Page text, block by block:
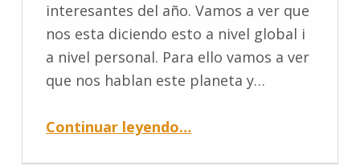
interesantes del año. Vamos a ver que
nos esta diciendo esto a nivel global i
a nivel personal. Para ello vamos a ver
que nos hablan este planeta y…
Continuar leyendo…